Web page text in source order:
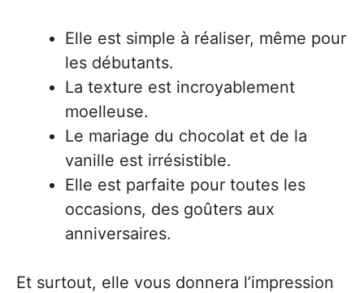
Elle est simple à réaliser, même pour
les débutants.
La texture est incroyablement
moelleuse.
Le mariage du chocolat et de la
vanille est irrésistible.
Elle est parfaite pour toutes les
occasions, des goûters aux
anniversaires.
Et surtout, elle vous donnera l’impression